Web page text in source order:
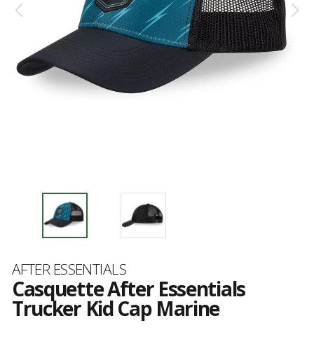
Marque
AFTER ESSENTIALS
Casquette After Essentials
Trucker Kid Cap Marine